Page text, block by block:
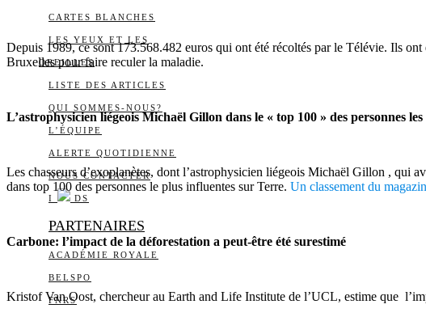
CARTES BLANCHES
LES YEUX ET LES
OREILLES
LISTE DES ARTICLES
QUI SOMMES-NOUS?
L’ÉQUIPE
ALERTE QUOTIDIENNE
NOUS CONTACTER
I DS
PARTENAIRES
ACADÉMIE ROYALE
BELSPO
FNRS
Depuis 1989, ce sont 173.568.482 euros qui ont été récoltés par le Télévie. Ils
Bruxelles pour faire reculer la maladie.
L’astrophysicien liégeois Michaël Gillon dans le « top 100 » des personnes
Les chasseurs d’exoplanètes, dont l’astrophysicien liégeois Michaël Gillon , qui
dans top 100 des personnes le plus influentes sur Terre. Un classement du
Carbone: l’impact de la déforestation a peut-être été surestimé
Kristof Van Oost, chercheur au Earth and Life Institute de l’UCL, estime que